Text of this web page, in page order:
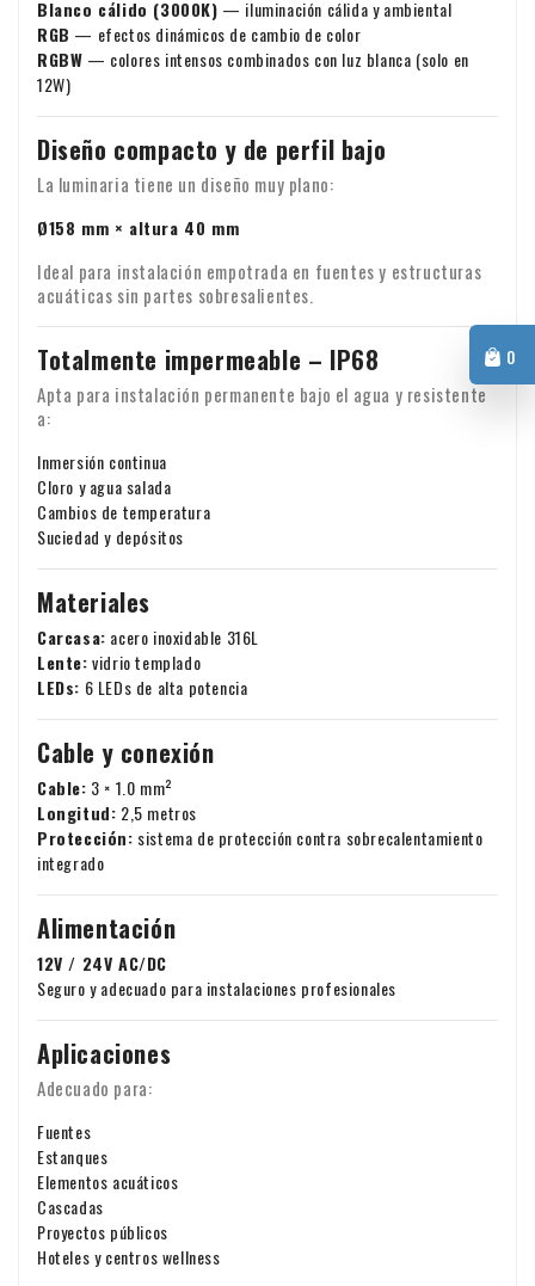
0
Blanco cálido (3000K) — iluminación cálida y ambiental
RGB — efectos dinámicos de cambio de color
RGBW — colores intensos combinados con luz blanca (solo en
12W)
Diseño compacto y de perfil bajo
La luminaria tiene un diseño muy plano:
Ø158 mm × altura 40 mm
Ideal para instalación empotrada en fuentes y estructuras
acuáticas sin partes sobresalientes.
Totalmente impermeable – IP68
Apta para instalación permanente bajo el agua y resistente
a:
Inmersión continua
Cloro y agua salada
Cambios de temperatura
Suciedad y depósitos
Materiales
Carcasa: acero inoxidable 316L
Lente:vidrio templado
LEDs: 6 LEDs de alta potencia
Cable y conexión
Cable: 3 × 1.0 mm²
Longitud: 2,5 metros
Protección: sistema de protección contra sobrecalentamiento
integrado
Alimentación
12V / 24V AC/DC
Seguro y adecuado para instalaciones profesionales
Aplicaciones
Adecuado para:
Fuentes
Estanques
Elementos acuáticos
Cascadas
Proyectos públicos
Hoteles y centros wellness